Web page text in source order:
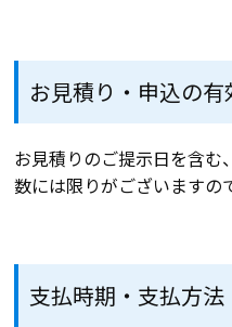
お見積り・申込の有
お見積りのご提示日を含む
数には限りがございますの
支払時期・支払方法